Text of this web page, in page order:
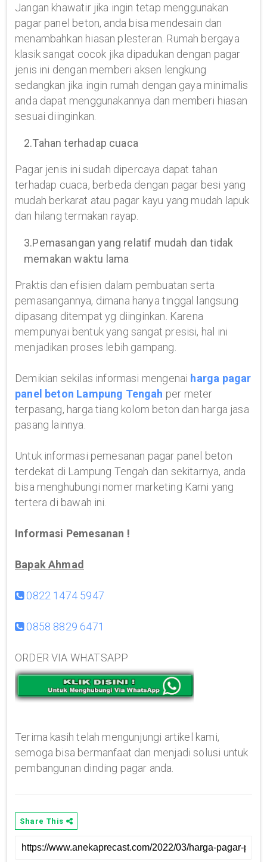
Jangan khawatir jika ingin tetap menggunakan
pagar panel beton, anda bisa mendesain dan
menambahkan hiasan plesteran. Rumah bergaya
klasik sangat cocok jika dipadukan dengan pagar
jenis ini dengan memberi aksen lengkung
sedangkan jika ingin rumah dengan gaya minimalis
anda dapat menggunakannya dan memberi hiasan
sesuai diinginkan.
2.Tahan terhadap cuaca
Pagar jenis ini sudah dipercaya dapat tahan
terhadap cuaca, berbeda dengan pagar besi yang
mudah berkarat atau pagar kayu yang mudah lapuk
dan hilang termakan rayap.
3.Pemasangan yang relatif mudah dan tidak
memakan waktu lama
Praktis dan efisien dalam pembuatan serta
pemasangannya, dimana hanya tinggal langsung
dipasang ditempat yg diinginkan. Karena
mempunyai bentuk yang sangat presisi, hal ini
menjadikan proses lebih gampang.
Demikian sekilas informasi mengenai harga pagar
panel beton Lampung Tengah per meter
terpasang, harga tiang kolom beton dan harga jasa
pasang lainnya.
Untuk informasi pemesanan pagar panel beton
terdekat di Lampung Tengah dan sekitarnya, anda
bisa menghubungi nomer marketing Kami yang
tertera di bawah ini.
Informasi Pemesanan !
Bapak Ahmad
0822 1474 5947
0858 8829 6471
ORDER VIA WHATSAPP
Terima kasih telah mengunjungi artikel kami,
semoga bisa bermanfaat dan menjadi solusi untuk
pembangunan dinding pagar anda.
Share This